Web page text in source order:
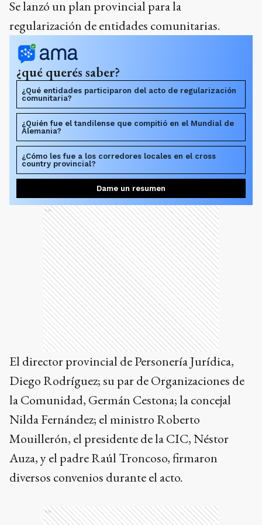
Se lanzó un plan provincial para la
regularización de entidades comunitarias.
¿qué querés saber?
¿Qué entidades participaron del acto de regularización
comunitaria?
¿Quién fue el tandilense que compitió en el Mundial de
Alemania?
¿Cómo les fue a los corredores locales en el cross
country provincial?
Dame un resumen
Ads
El director provincial de Personería Jurídica,
Diego Rodríguez; su par de Organizaciones de
la Comunidad, Germán Cestona; la concejal
Nilda Fernández; el ministro Roberto
Mouillerón, el presidente de la CIC, Néstor
Auza, y el padre Raúl Troncoso, firmaron
diversos convenios durante el acto.
Ads